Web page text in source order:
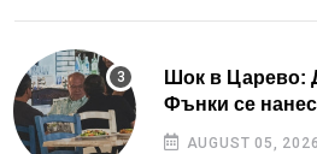
Шок в Царево:
Фънки се
AUGUST 05, 2026